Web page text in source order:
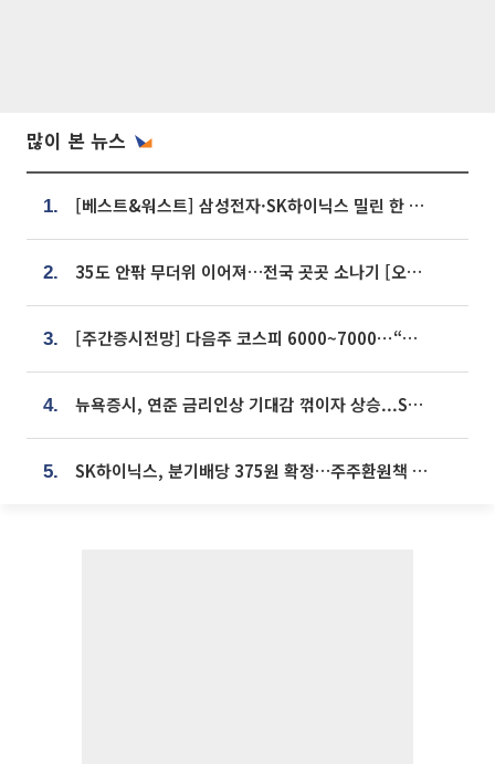
많이 본 뉴스
1. [베스트&워스트] 삼성전자·SK하이닉스 밀린 한 주…상상인증권은 85% 급등
2. 35도 안팎 무더위 이어져…전국 곳곳 소나기 [오늘 날씨]
3. [주간증시전망] 다음주 코스피 6000~7000⋯“外人 수급은 정책이 변수”
4. 뉴욕증시, 연준 금리인상 기대감 꺾이자 상승...S&P500 사상 최고치 [종합]
5. SK하이닉스, 분기배당 375원 확정…주주환원책 9월로 앞당겨 발표